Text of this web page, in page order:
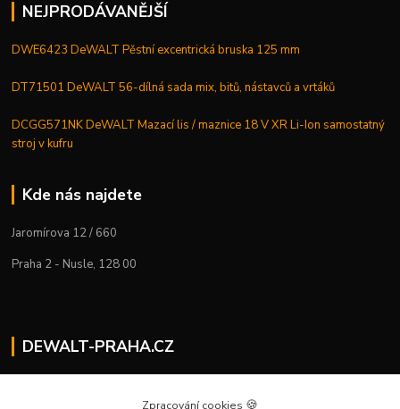
NEJPRODÁVANĚJŠÍ
DWE6423 DeWALT Pěstní excentrická bruska 125 mm
DT71501 DeWALT 56-dílná sada mix, bitů, nástavců a vrtáků
DCGG571NK DeWALT Mazací lis / maznice 18 V XR Li-Ion samostatný
stroj v kufru
Kde nás najdete
Jaromírova 12 / 660
Praha 2 - Nusle, 128 00
DEWALT-PRAHA.CZ
+420 224 936 535
Zpracování cookies 🍪